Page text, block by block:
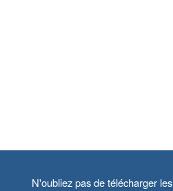
N'oubliez pas de télécharger les